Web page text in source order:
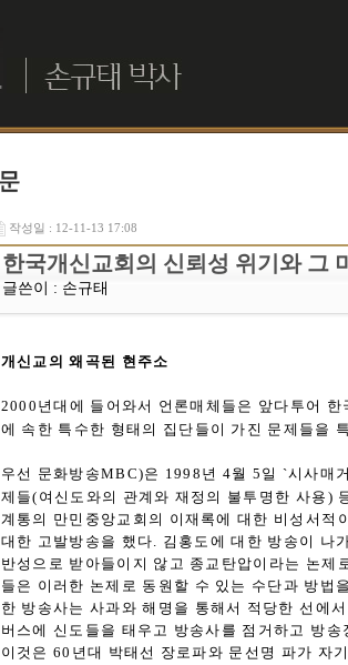
작성일 : 12-11-13 17:08
한국개신교회의 신뢰성 위기와 그
글쓴이 : 손규태
개신교의 왜곡된 현주소
2000년대에 들어와서 언론매체들은 앞다투어 한
에 속한 특수한 형태의 집단들이 가진 문제들을
우선 문화방송MBC)은 1998년 4월 5일 `시사매
제들(여신도와의 관계와 재정의 불투명한 사용)
계통의 만민중앙교회의 이재록에 대한 비성서적
대한 고발방송을 했다. 김홍도에 대한 방송이 나
반성으로 받아들이지 않고 종교탄압이라는 논
들은 이러한 논제로 동원할 수 있는 수단과 방법
한 방송사는 사과와 해명을 통해서 적당한 선에
버스에 신도들을 태우고 방송사를 점거하고 방
이것은 60년대 박태선 장로파와 문선명 파가 자